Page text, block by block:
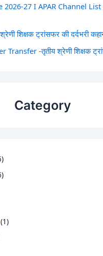
2026-27 I APAR Channel List
शिक्षक ट्रांसफर की दर्दभरी
Transfer -तृतीय श्रेणी शिक्षक
Category
(1)